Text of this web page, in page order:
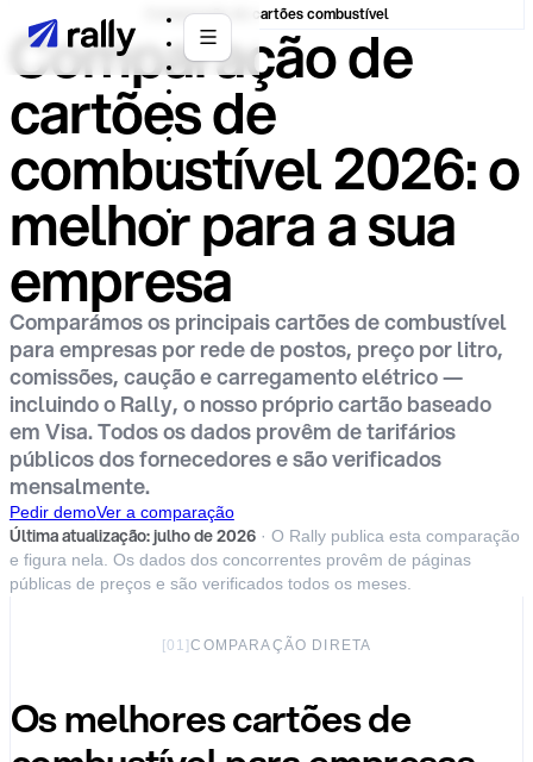
Comparação de cartões combustível
Comparação de
cartões de
combustível 2026: o
melhor para a sua
empresa
Comparámos os principais cartões de combustível
para empresas por rede de postos, preço por litro,
comissões, caução e carregamento elétrico —
incluindo o Rally, o nosso próprio cartão baseado
em Visa. Todos os dados provêm de tarifários
públicos dos fornecedores e são verificados
mensalmente.
Pedir demoVer a comparação
Última atualização:julho de 2026· O Rally publica esta comparação
e figura nela. Os dados dos concorrentes provêm de páginas
públicas de preços e são verificados todos os meses.
[01]COMPARAÇÃO DIRETA
Os melhores cartões de